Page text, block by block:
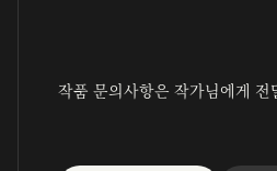
작품 문의사항은 작가님에게 전